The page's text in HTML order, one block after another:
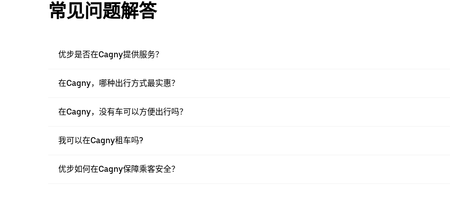
常见问题解答
优步是否在Cagny提供服务？
在Cagny，哪种出行方式最实惠？
在Cagny，没有车可以方便出行吗？
我可以在Cagny租车吗?
优步如何在Cagny保障乘客安全？